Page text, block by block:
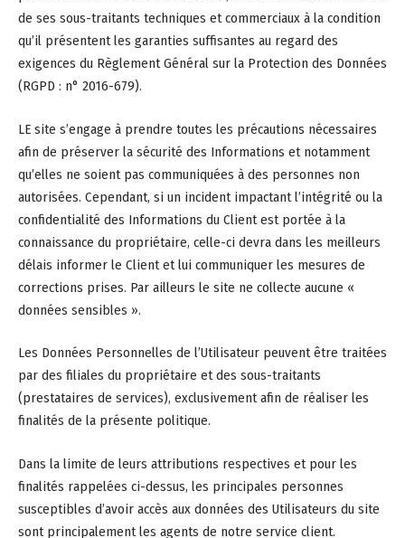
de ses sous-traitants techniques et commerciaux à la condition
qu’il présentent les garanties suffisantes au regard des
exigences du Règlement Général sur la Protection des Données
(RGPD : n° 2016-679).
LE site s’engage à prendre toutes les précautions nécessaires
afin de préserver la sécurité des Informations et notamment
qu’elles ne soient pas communiquées à des personnes non
autorisées. Cependant, si un incident impactant l’intégrité ou la
confidentialité des Informations du Client est portée à la
connaissance du propriétaire, celle-ci devra dans les meilleurs
délais informer le Client et lui communiquer les mesures de
corrections prises. Par ailleurs le site ne collecte aucune «
données sensibles ».
Les Données Personnelles de l’Utilisateur peuvent être traitées
par des filiales du propriétaire et des sous-traitants
(prestataires de services), exclusivement afin de réaliser les
finalités de la présente politique.
Dans la limite de leurs attributions respectives et pour les
finalités rappelées ci-dessus, les principales personnes
susceptibles d’avoir accès aux données des Utilisateurs du site
sont principalement les agents de notre service client.